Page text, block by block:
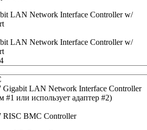
LAN Network Interface Controller w/
LAN Network Interface Controller w/
Gigabit LAN Network Interface Controller
#1 или использует адаптер #2)
RISC BMC Controller